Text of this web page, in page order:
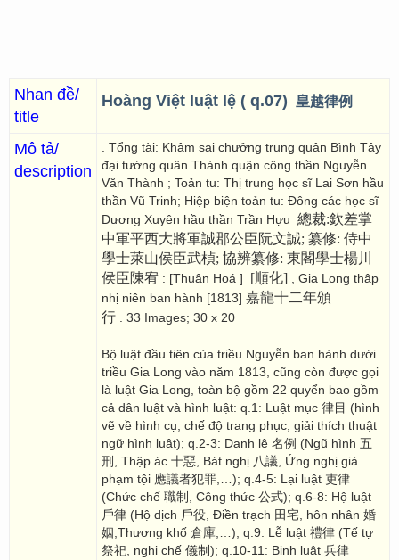
Nhan đề/
title
Hoàng Việt luật lệ ( q.07) 皇越律例
Mô tả/
description
. Tổng tài: Khâm sai chưởng trung quân Bình Tây
đại tướng quân Thành quận công thần Nguyễn
Văn Thành ; Toản tu: Thị trung học sĩ Lai Sơn hầu
thần Vũ Trinh; Hiệp biện toản tu: Đông các học sĩ
Dương Xuyên hầu thần Trần Hựu 總裁:欽差掌
中軍平西大將軍誠郡公臣阮文誠; 纂修: 侍中
學士萊山侯臣武楨; 協辨纂修: 東閣學士楊川
侯臣陳宥 : [Thuận Hoá ] [順化] , Gia Long thập
nhị niên ban hành [1813] 嘉龍十二年頒
行 . 33 Images; 30 x 20
Bộ luật đầu tiên của triều Nguyễn ban hành dưới
triều Gia Long vào năm 1813, cũng còn được gọi
là luật Gia Long, toàn bộ gồm 22 quyển bao gồm
cả dân luật và hình luật: q.1: Luật mục 律目 (hình
vẽ về hình cụ, chế độ trang phục, giải thích thuật
ngữ hình luật); q.2-3: Danh lệ 名例 (Ngũ hình 五
刑, Thập ác 十惡, Bát nghị 八議, Ứng nghị giả
phạm tội 應議者犯罪,…); q.4-5: Lại luật 吏律
(Chức chế 職制, Công thức 公式); q.6-8: Hộ luật
戶律 (Hộ dịch 戶役, Điền trạch 田宅, hôn nhân 婚
姻,Thương khố 倉庫,…); q.9: Lễ luật 禮律 (Tế tự
祭祀, nghi chế 儀制); q.10-11: Binh luật 兵律